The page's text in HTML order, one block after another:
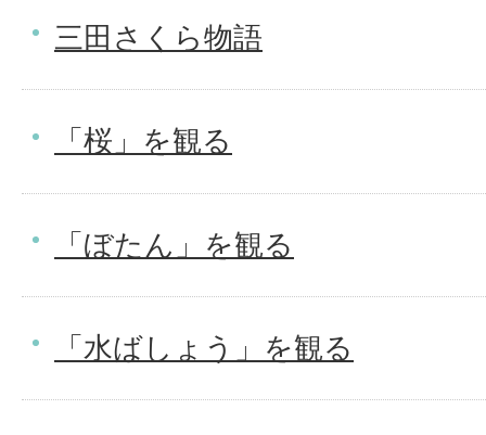
三田さくら物語
「桜」を観る
「ぼたん」を観る
「水ばしょう」を観る